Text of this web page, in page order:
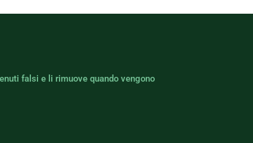
falsi e li rimuove quando vengono